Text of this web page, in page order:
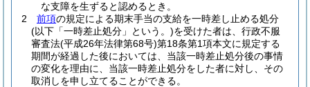
な支障を生ずると認めるとき。
2
前項の規定による期末手当の支給を一時差し止める処分
(以下「一時差止処分」という。)を受けた者は、行政不服
審査法(平成26年法律第68号)第18条第1項本文に規定する
期間が経過した後においては、当該一時差止処分後の事情
の変化を理由に、当該一時差止処分をした者に対し、その
取消しを申し立てることができる。